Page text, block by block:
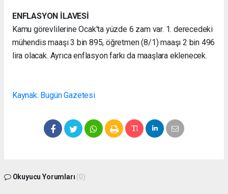
ENFLASYON İLAVESİ
Kamu görevlilerine Ocak'ta yüzde 6 zam var. 1. derecedeki
mühendis maaşı 3 bin 895, öğretmen (8/1) maaşı 2 bin 496
lira olacak. Ayrıca enflasyon farkı da maaşlara eklenecek.
Kaynak: Bugün Gazetesi
Okuyucu Yorumları (0)